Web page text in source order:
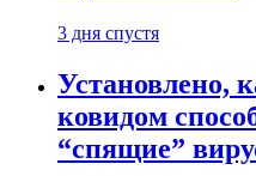
3 дня спустя
Установлено,
ковидом
“спящие”